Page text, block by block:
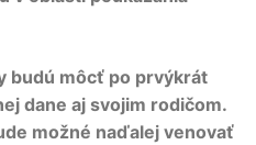
budú môcť po prvýkrát
dane aj svojim rodičom.
možné naďalej venovať